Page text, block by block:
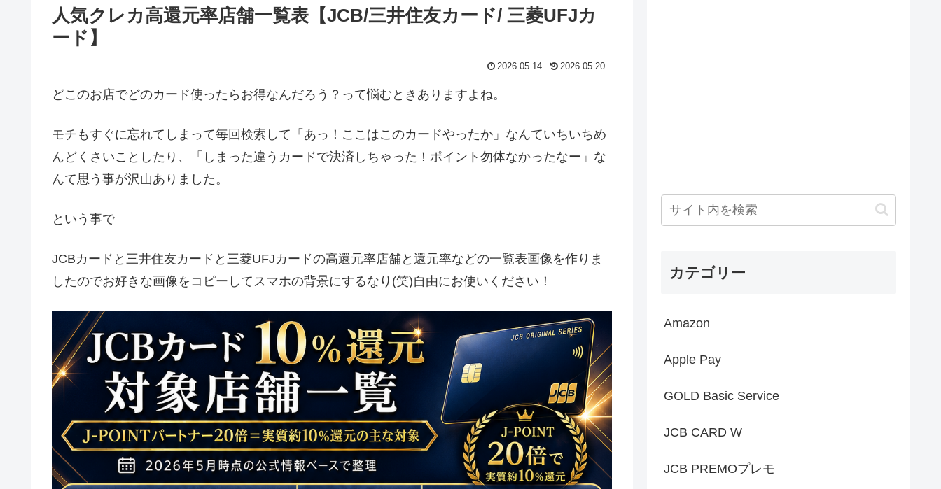
人気クレカ高還元率店舗一覧表【JCB/三井住友カード/ 三菱UFJカ
ード】
2026.05.14 2026.05.20
どこのお店でどのカード使ったらお得なんだろう？って悩むときありますよね。
モチもすぐに忘れてしまって毎回検索して「あっ！ここはこのカードやったか」なんていちいちめ
んどくさいことしたり、「しまった違うカードで決済しちゃった！ポイント勿体なかったなー」な
んて思う事が沢山ありました。
という事で
JCBカードと三井住友カードと三菱UFJカードの高還元率店舗と還元率などの一覧表画像を作りま
したのでお好きな画像をコピーしてスマホの背景にするなり(笑)自由にお使いください！
カテゴリー
Amazon
Apple Pay
GOLD Basic Service
JCB CARD W
JCB PREMOプレモ